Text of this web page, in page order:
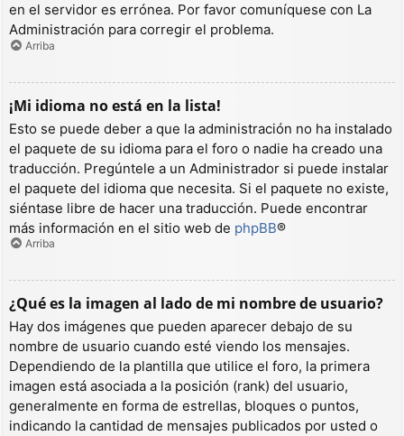
en el servidor es errónea. Por favor comuníquese con La
Administración para corregir el problema.
Arriba
¡Mi idioma no está en la lista!
Esto se puede deber a que la administración no ha instalado
el paquete de su idioma para el foro o nadie ha creado una
traducción. Pregúntele a un Administrador si puede instalar
el paquete del idioma que necesita. Si el paquete no existe,
siéntase libre de hacer una traducción. Puede encontrar
más información en el sitio web de phpBB®
Arriba
¿Qué es la imagen al lado de mi nombre de usuario?
Hay dos imágenes que pueden aparecer debajo de su
nombre de usuario cuando esté viendo los mensajes.
Dependiendo de la plantilla que utilice el foro, la primera
imagen está asociada a la posición (rank) del usuario,
generalmente en forma de estrellas, bloques o puntos,
indicando la cantidad de mensajes publicados por usted o